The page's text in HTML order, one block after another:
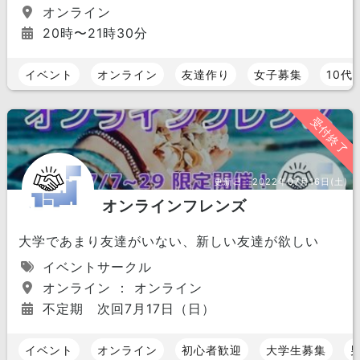
オンライン
20時〜21時30分
イベント オンライン 友達作り 女子募集 10代
受付終了
更新日：2022年07月16日(土)
オンラインフレンズ
大学であまり友達がいない、新しい友達が欲しい
イベントサークル
オンライン ： オンライン
不定期 次回7月17日（日）
イベント オンライン 初心者歓迎 大学生募集